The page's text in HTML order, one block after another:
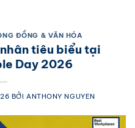
ĐỒNG & VĂN HÓA
tiêu biểu tại
Day 2026
BỞI ANTHONY NGUYEN